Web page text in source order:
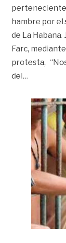
hambre por
de La Habana.
Farc,
protesta,
del …